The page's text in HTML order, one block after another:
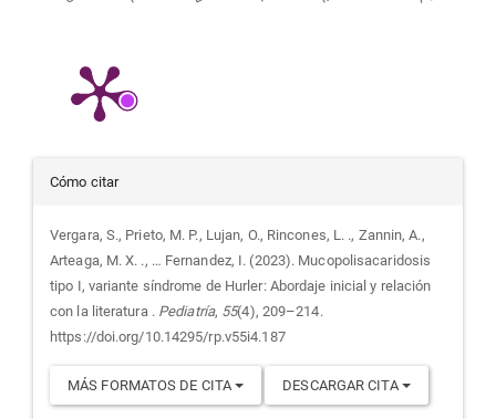
Detalles
del
artículo
Cómo citar
Vergara, S., Prieto, M. P., Lujan, O., Rincones, L. ., Zannin, A.,
Arteaga, M. X. ., … Fernandez, I. (2023). Mucopolisacaridosis
tipo I, variante síndrome de Hurler: Abordaje inicial y relación
con la literatura . Pediatría, 55(4), 209–214.
https://doi.org/10.14295/rp.v55i4.187
MÁS FORMATOS DE CITA DESCARGAR CITA